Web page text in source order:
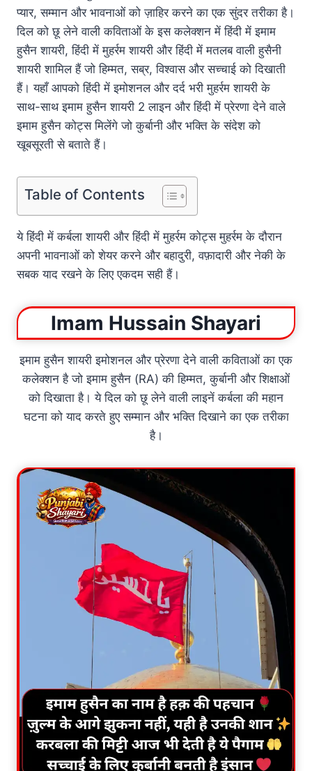
प्यार, सम्मान और भावनाओं को ज़ाहिर करने का एक सुंदर तरीका है।
दिल को छू लेने वाली कविताओं के इस कलेक्शन में हिंदी में इमाम
हुसैन शायरी, हिंदी में मुहर्रम शायरी और हिंदी में मतलब वाली हुसैनी
शायरी शामिल हैं जो हिम्मत, सब्र, विश्वास और सच्चाई को दिखाती
हैं। यहाँ आपको हिंदी में इमोशनल और दर्द भरी मुहर्रम शायरी के
साथ-साथ इमाम हुसैन शायरी 2 लाइन और हिंदी में प्रेरणा देने वाले
इमाम हुसैन कोट्स मिलेंगे जो कुर्बानी और भक्ति के संदेश को
खूबसूरती से बताते हैं।
Table of Contents
ये हिंदी में कर्बला शायरी और हिंदी में मुहर्रम कोट्स मुहर्रम के दौरान
अपनी भावनाओं को शेयर करने और बहादुरी, वफ़ादारी और नेकी के
सबक याद रखने के लिए एकदम सही हैं।
Imam Hussain Shayari
इमाम हुसैन शायरी इमोशनल और प्रेरणा देने वाली कविताओं का एक
कलेक्शन है जो इमाम हुसैन (RA) की हिम्मत, कुर्बानी और शिक्षाओं
को दिखाता है। ये दिल को छू लेने वाली लाइनें कर्बला की महान
घटना को याद करते हुए सम्मान और भक्ति दिखाने का एक तरीका
है।